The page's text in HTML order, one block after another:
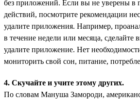
без приложений. Если вы не уверены в
действий, посмотрите рекомендации
удалите приложения. Например,
в течение недели или месяца, сделайте
удалите приложение. Нет
мониторить свой сон, питание,
4. Скучайте и учите этому других.
По словам Мануша Замороди,